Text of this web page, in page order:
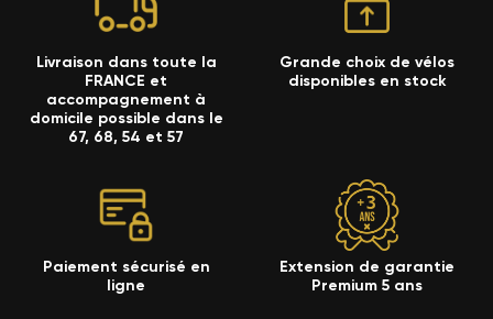
Livraison dans toute la
FRANCE et
accompagnement à
domicile possible dans le
67, 68, 54 et 57
Grande choix de vélos
disponibles en stock
Paiement sécurisé en
ligne
Extension de garantie
Premium 5 ans